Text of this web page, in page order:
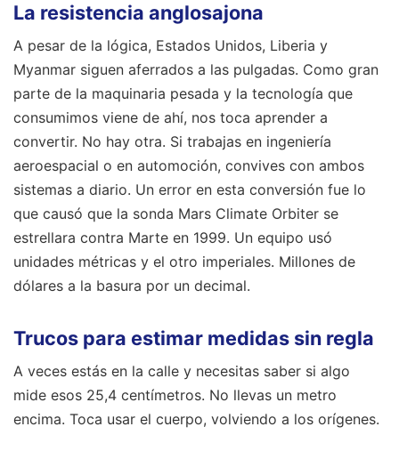
La resistencia anglosajona
A pesar de la lógica, Estados Unidos, Liberia y
Myanmar siguen aferrados a las pulgadas. Como gran
parte de la maquinaria pesada y la tecnología que
consumimos viene de ahí, nos toca aprender a
convertir. No hay otra. Si trabajas en ingeniería
aeroespacial o en automoción, convives con ambos
sistemas a diario. Un error en esta conversión fue lo
que causó que la sonda Mars Climate Orbiter se
estrellara contra Marte en 1999. Un equipo usó
unidades métricas y el otro imperiales. Millones de
dólares a la basura por un decimal.
Trucos para estimar medidas sin regla
A veces estás en la calle y necesitas saber si algo
mide esos 25,4 centímetros. No llevas un metro
encima. Toca usar el cuerpo, volviendo a los orígenes.